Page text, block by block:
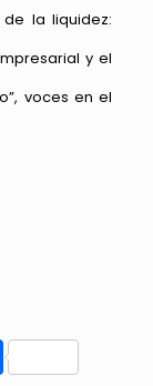
de la liquidez:
y el
voces en el